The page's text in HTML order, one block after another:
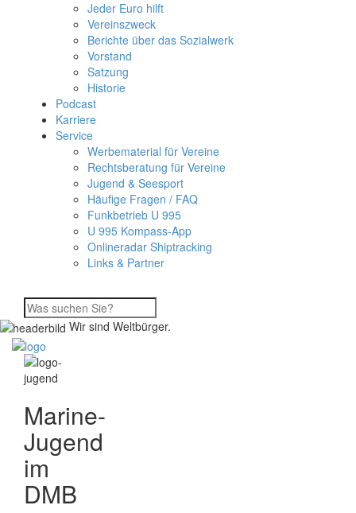
Jeder Euro hilft
Vereinszweck
Berichte über das Sozialwerk
Vorstand
Satzung
Historie
Podcast
Karriere
Service
Werbematerial für Vereine
Rechtsberatung für Vereine
Jugend & Seesport
Häufige Fragen / FAQ
Funkbetrieb U 995
U 995 Kompass-App
Onlineradar Shiptracking
Links & Partner
Wir sind Weltbürger.
Marine-
Jugend
im
DMB